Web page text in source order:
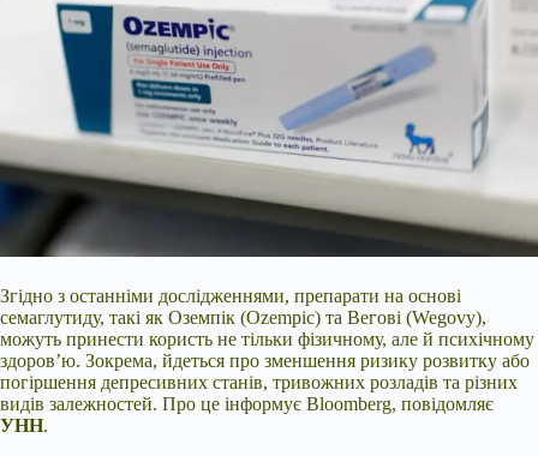
Згідно з останніми дослідженнями, препарати на основі
семаглутиду, такі як Оземпік (Ozempic) та Вегові (Wegovy),
можуть принести користь не тільки фізичному, але й психічному
здоров’ю. Зокрема, йдеться про зменшення ризику розвитку або
погіршення депресивних станів, тривожних розладів та різних
видів залежностей. Про це інформує Bloomberg, повідомляє
УНН.